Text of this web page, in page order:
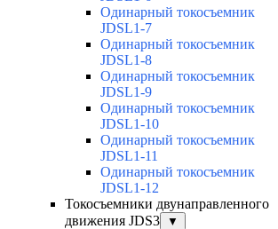
Одинарный токосъемник
JDSL1-7
Одинарный токосъемник
JDSL1-8
Одинарный токосъемник
JDSL1-9
Одинарный токосъемник
JDSL1-10
Одинарный токосъемник
JDSL1-11
Одинарный токосъемник
JDSL1-12
Токосъемники двунаправленного
движения JDS3
▼